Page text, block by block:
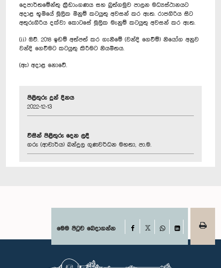
දෙපාර්තමේන්තු ක්‍රීඩාංගණය සහ බුත්ගමුව පාලන මධ්‍යස්ථානයට
අදාළ භූමියේ මූලික මිනුම් කටයුතු අවසන් කර ඇත. රාජගිරිය සිට
අතුරුගිරිය දක්වා කොටසේ මූලික මැනුම් කටයුතු අවසන් කර ඇත.
(ii) ඔව්. 2018 ඉඩම් අත්පත් කර ගැනීමේ (වන්දි ගෙවීම්) නියෝග අනුව
වන්දි ගෙවීමට කටයුතු කිරීමට නියමිතය.
(ඇ) අදාළ නොවේ.
පිළිතුරු දුන් දිනය
2022-12-13
විසින් පිළිතුරු දෙන ලදී
ගරු (ආචාර්ය) බන්දුල ගුණවර්ධන මහතා, පා.ම.
මෙම පිටුව බෙදාගන්න Facebook
WhatsAppLinkedIn